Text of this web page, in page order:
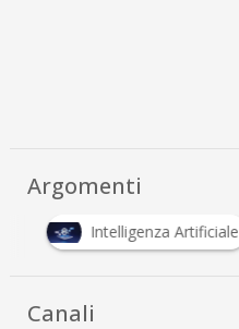
Argomenti
Intelligenza Artificiale
Canali